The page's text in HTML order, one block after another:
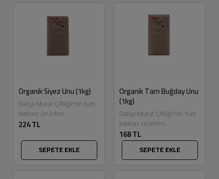
Organik Siyez Unu (1kg)
Datça Murat Çiftliği'nin tüm
katkısız ürünleri
Eskitadında.com'da.
ilçesinin atalık
tohumlarından üretilen
Siyez buğdaylarının
224 TL
SEPETE EKLE
Organik Tam Buğday Unu
(1kg)
Datça Murat Çiftliği'nin tüm
katkısız ürünleri
Eskitadında.com'da. Organik
sertifika koşulları altında
Doğu ve Güneydoğu
Anadolu coğrafyasına ait
168 TL
SEPETE EKLE